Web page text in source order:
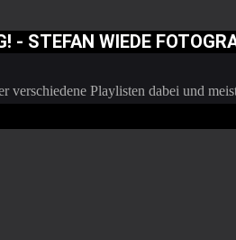
- STEFAN WIEDE
Playlisten dabei und